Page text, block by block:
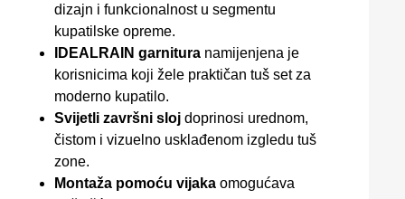
dizajn i funkcionalnost u segmentu
kupatilske opreme.
IDEALRAIN garnitura namijenjena je
korisnicima koji žele praktičan tuš set za
moderno kupatilo.
Svijetli završni sloj doprinosi urednom,
čistom i vizuelno usklađenom izgledu tuš
zone.
Montaža pomoću vijaka omogućava